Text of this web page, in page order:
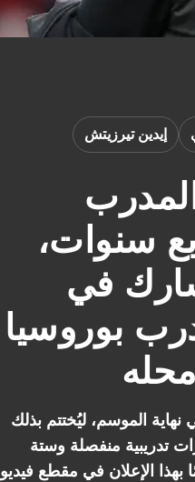
سنوات،
في
بوروسيا
إيدين تيرزيتش
نهاية الموسم، ليُختتم بذلك
تدريبية منفصلة وستة
وأدلى المدرب البالغ من العمر 60 عامًا بهذا الإعلان في مقطع فيديو